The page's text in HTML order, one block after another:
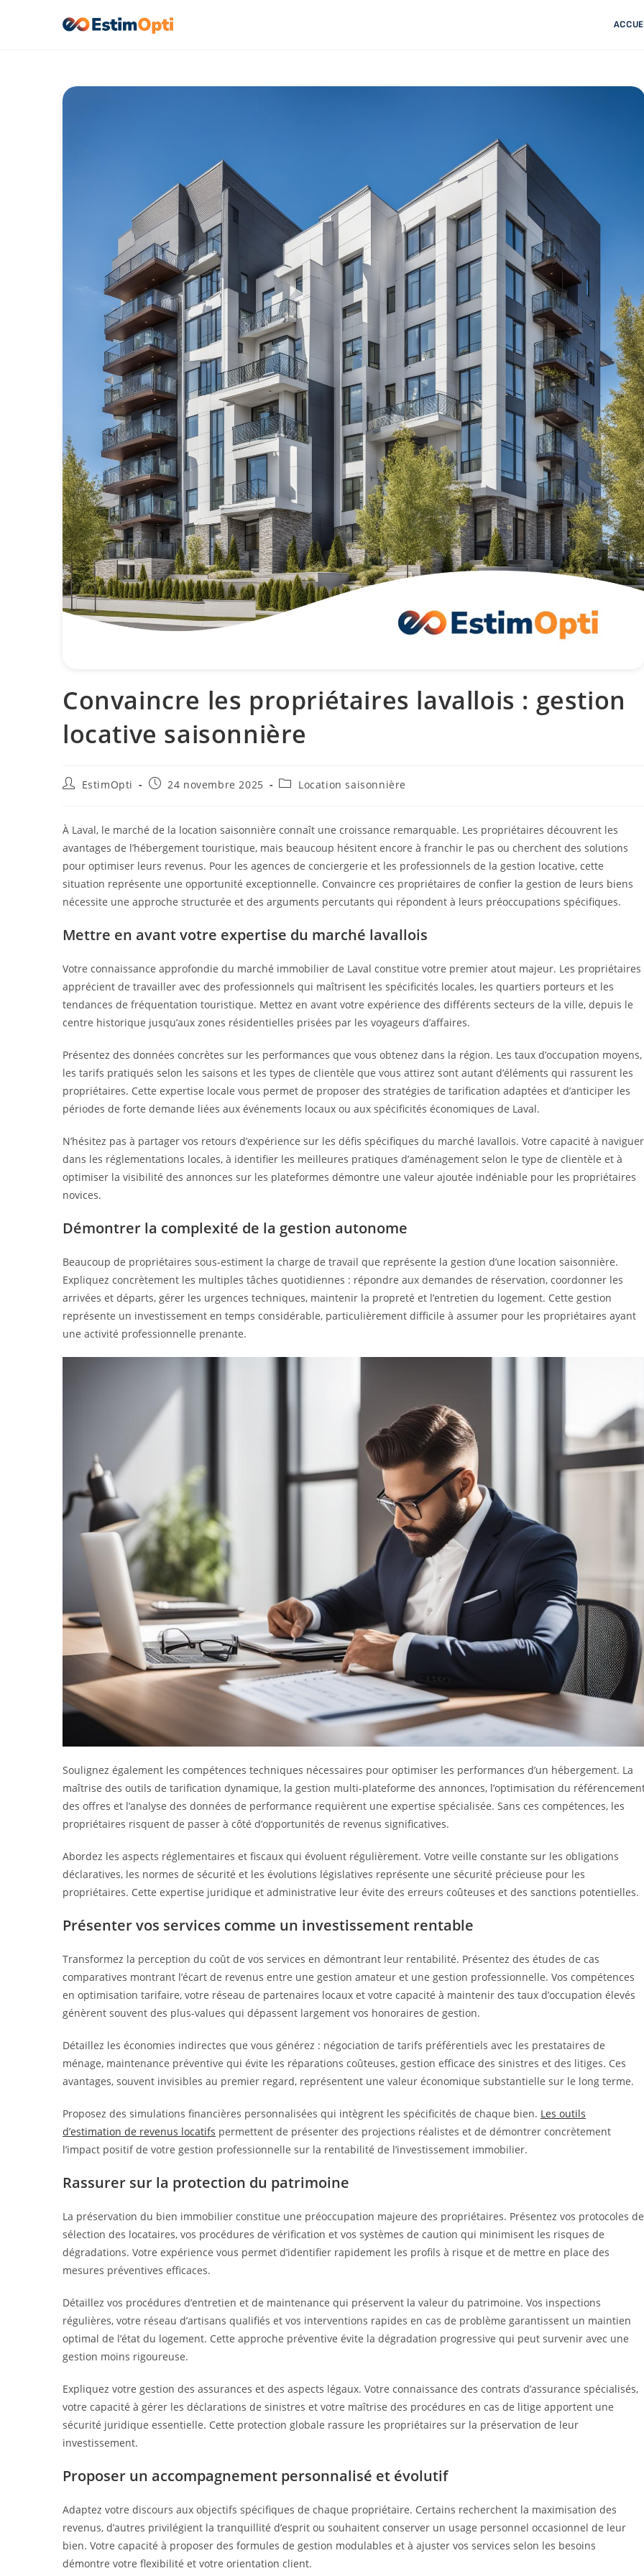
Convaincre les propriétaires lavallois : gestion
locative saisonnière
EstimOpti 24 novembre 2025 Location saisonnière
À Laval, le marché de la location saisonnière connaît une croissance remarquable. Les propriétaires découvrent les
avantages de l’hébergement touristique, mais beaucoup hésitent encore à franchir le pas ou cherchent des solutions
pour optimiser leurs revenus. Pour les agences de conciergerie et les professionnels de la gestion locative, cette
situation représente une opportunité exceptionnelle. Convaincre ces propriétaires de confier la gestion de leurs biens
nécessite une approche structurée et des arguments percutants qui répondent à leurs préoccupations spécifiques.
Mettre en avant votre expertise du marché lavallois
Votre connaissance approfondie du marché immobilier de Laval constitue votre premier atout majeur. Les propriétaires
apprécient de travailler avec des professionnels qui maîtrisent les spécificités locales, les quartiers porteurs et les
tendances de fréquentation touristique. Mettez en avant votre expérience des différents secteurs de la ville, depuis le
centre historique jusqu’aux zones résidentielles prisées par les voyageurs d’affaires.
Présentez des données concrètes sur les performances que vous obtenez dans la région. Les taux d’occupation moyens,
les tarifs pratiqués selon les saisons et les types de clientèle que vous attirez sont autant d’éléments qui rassurent les
propriétaires. Cette expertise locale vous permet de proposer des stratégies de tarification adaptées et d’anticiper les
périodes de forte demande liées aux événements locaux ou aux spécificités économiques de Laval.
N’hésitez pas à partager vos retours d’expérience sur les défis spécifiques du marché lavallois. Votre capacité à naviguer
dans les réglementations locales, à identifier les meilleures pratiques d’aménagement selon le type de clientèle et à
optimiser la visibilité des annonces sur les plateformes démontre une valeur ajoutée indéniable pour les propriétaires
novices.
Démontrer la complexité de la gestion autonome
Beaucoup de propriétaires sous-estiment la charge de travail que représente la gestion d’une location saisonnière.
Expliquez concrètement les multiples tâches quotidiennes : répondre aux demandes de réservation, coordonner les
arrivées et départs, gérer les urgences techniques, maintenir la propreté et l’entretien du logement. Cette gestion
représente un investissement en temps considérable, particulièrement difficile à assumer pour les propriétaires ayant
une activité professionnelle prenante.
Soulignez également les compétences techniques nécessaires pour optimiser les performances d’un hébergement. La
maîtrise des outils de tarification dynamique, la gestion multi-plateforme des annonces, l’optimisation du
des offres et l’analyse des données de performance requièrent une expertise spécialisée. Sans ces compétences, les
propriétaires risquent de passer à côté d’opportunités de revenus significatives.
Abordez les aspects réglementaires et fiscaux qui évoluent régulièrement. Votre veille constante sur les obligations
déclaratives, les normes de sécurité et les évolutions législatives représente une sécurité précieuse pour les
propriétaires. Cette expertise juridique et administrative leur évite des erreurs coûteuses et des sanctions potentielles.
Présenter vos services comme un investissement rentable
Transformez la perception du coût de vos services en démontrant leur rentabilité. Présentez des études de cas
comparatives montrant l’écart de revenus entre une gestion amateur et une gestion professionnelle. Vos compétences
en optimisation tarifaire, votre réseau de partenaires locaux et votre capacité à maintenir des taux d’occupation élevés
génèrent souvent des plus-values qui dépassent largement vos honoraires de gestion.
Détaillez les économies indirectes que vous générez : négociation de tarifs préférentiels avec les prestataires de
ménage, maintenance préventive qui évite les réparations coûteuses, gestion efficace des sinistres et des litiges. Ces
avantages, souvent invisibles au premier regard, représentent une valeur économique substantielle sur le long terme.
Proposez des simulations financières personnalisées qui intègrent les spécificités de chaque bien. Les outils
d’estimation de revenus locatifs permettent de présenter des projections réalistes et de démontrer concrètement
l’impact positif de votre gestion professionnelle sur la rentabilité de l’investissement immobilier.
Rassurer sur la protection du patrimoine
La préservation du bien immobilier constitue une préoccupation majeure des propriétaires. Présentez vos protocoles de
sélection des locataires, vos procédures de vérification et vos systèmes de caution qui minimisent les risques de
dégradations. Votre expérience vous permet d’identifier rapidement les profils à risque et de mettre en place des
mesures préventives efficaces.
Détaillez vos procédures d’entretien et de maintenance qui préservent la valeur du patrimoine. Vos inspections
régulières, votre réseau d’artisans qualifiés et vos interventions rapides en cas de problème garantissent un maintien
optimal de l’état du logement. Cette approche préventive évite la dégradation progressive qui peut survenir avec une
gestion moins rigoureuse.
Expliquez votre gestion des assurances et des aspects légaux. Votre connaissance des contrats d’assurance spécialisés,
votre capacité à gérer les déclarations de sinistres et votre maîtrise des procédures en cas de litige apportent une
sécurité juridique essentielle. Cette protection globale rassure les propriétaires sur la préservation de leur
investissement.
Proposer un accompagnement personnalisé et évolutif
Adaptez votre discours aux objectifs spécifiques de chaque propriétaire. Certains recherchent la maximisation des
revenus, d’autres privilégient la tranquillité d’esprit ou souhaitent conserver un usage personnel occasionnel de leur
bien. Votre capacité à proposer des formules de gestion modulables et à ajuster vos services selon les besoins
démontre votre flexibilité et votre orientation client.